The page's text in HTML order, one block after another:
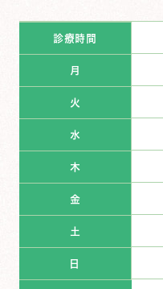
診療時間
月
火
水
木
金
土
日